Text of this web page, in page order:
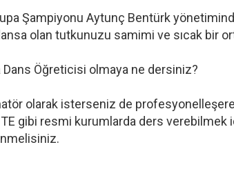
Şampiyonu Aytunç Bentürk
olan tutkunuzu samimi ve sıcak bir
Öğreticisi olmaya ne dersiniz?
olarak isterseniz de
gibi resmi kurumlarda ders verebilmek